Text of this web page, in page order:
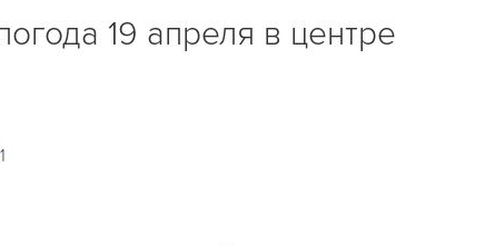
19 апреля в центре
1